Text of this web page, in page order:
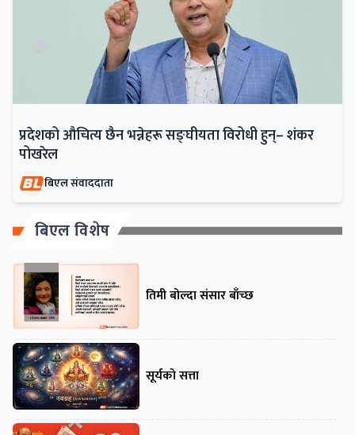
प्रदेशको औचित्य छैन भन्नेहरू सङ्घीयता विरोधी हुन्– शंकर
पोखरेल
बिएल संवाददाता
बिएल विशेष
तिमी बोल्दा संसार बाँच्छ
सूर्यको सत्ता